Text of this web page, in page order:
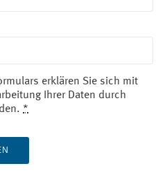
erklären Sie sich mit
Ihrer Daten durch
*